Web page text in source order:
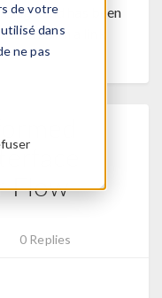
de votre
dans
ne pas
ago and has been
with a link
.
Flow
0 Replies